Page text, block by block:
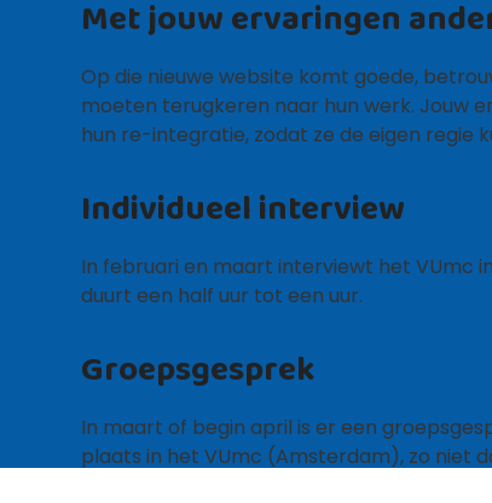
Met jouw ervaringen
Op die nieuwe website komt goede,
moeten terugkeren naar hun werk. Jouw
hun re-integratie, zodat ze de eigen regie
Individueel interview
In februari en maart interviewt het VUmc
duurt een half uur tot een uur.
Groepsgesprek
In maart of begin april is er een
plaats in het VUmc (Amsterdam), zo niet